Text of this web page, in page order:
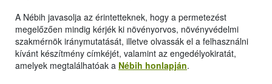
A Nébih javasolja az érintetteknek, hogy a permetezést
megelőzően mindig kérjék ki növényorvos, növényvédelmi
szakmérnök iránymutatását, illetve olvassák el a felhasználni
kívánt készítmény címkéjét, valamint az engedélyokiratát,
amelyek megtalálhatóak a Nébih honlapján.